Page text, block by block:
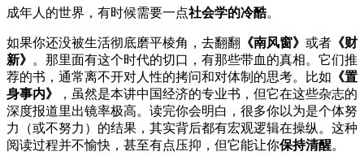
成年人的世界，有时候需要一点社会学的冷酷。
如果你还没被生活彻底磨平棱角，去翻翻 《南风窗》 或者 《财
新》 。那里面有这个时代的切口，有那些带血的真相。它们推
荐的书，通常离不开对人性的拷问和对体制的思考。比如 《置
身事内》
，虽然是本讲中国经济的专业书，但它在这些杂志的
深度报道里出镜率极高。读完你会明白，很多你以为是个体努
力（或不努力）的结果，其实背后都有宏观逻辑在操纵。这种
阅读过程并不愉快，甚至有点压抑，但它能让你保持清醒。